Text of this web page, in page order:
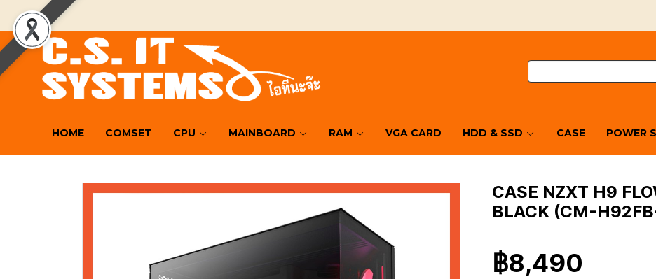
HOME COMSET CPU MAINBOARD RAM VGA CARD HDD & SSD CASE POWER
CASE NZXT H9
BLACK (CM-
฿8,490